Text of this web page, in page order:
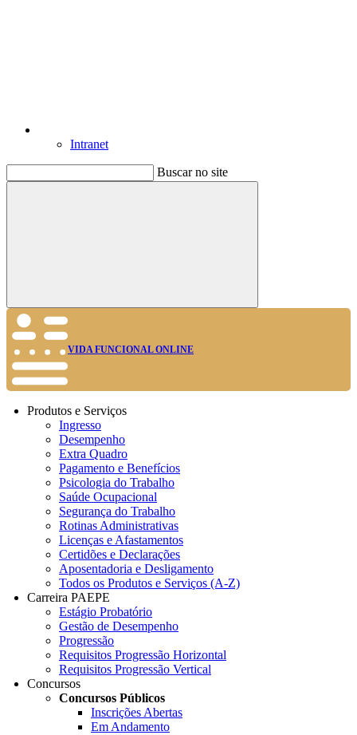
Intranet
Buscar no site
Buscar
VIDA FUNCIONAL ONLINE
Produtos e Serviços
Ingresso
Desempenho
Extra Quadro
Pagamento e Benefícios
Psicologia do Trabalho
Saúde Ocupacional
Segurança do Trabalho
Rotinas Administrativas
Licenças e Afastamentos
Certidões e Declarações
Aposentadoria e Desligamento
Todos os Produtos e Serviços (A-Z)
Carreira PAEPE
Estágio Probatório
Gestão de Desempenho
Progressão
Requisitos Progressão Horizontal
Requisitos Progressão Vertical
Concursos
Concursos Públicos
Inscrições Abertas
Em Andamento